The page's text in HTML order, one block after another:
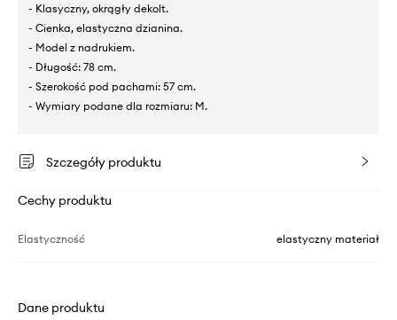
- Klasyczny, okrągły dekolt.
- Cienka, elastyczna dzianina.
- Model z nadrukiem.
- Długość: 78 cm.
- Szerokość pod pachami: 57 cm.
- Wymiary podane dla rozmiaru: M.
Szczegóły produktu
Cechy produktu
Elastyczność elastyczny materiał
Dane produktu